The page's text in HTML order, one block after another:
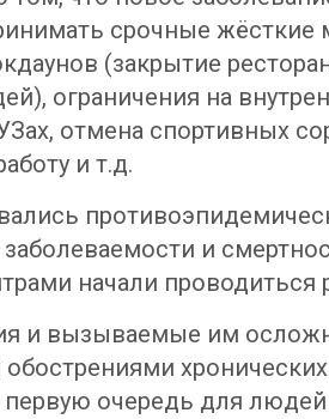
срочные жёсткие
(закрытие
ограничения на
отмена спортивных
и т.д.
заболеваемости и
начали
и вызываемые им
очередь для